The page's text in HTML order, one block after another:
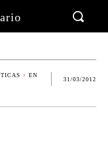
EN
31/03/2012